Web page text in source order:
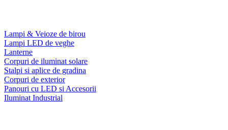
Lampi & Veioze de birou
Lampi LED de veghe
Lanterne
Corpuri de iluminat solare
Stalpi si aplice de gradina
Corpuri de exterior
Panouri cu LED si Accesorii
Iluminat Industrial